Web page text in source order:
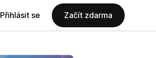
Přihlásit se Začít zdarma